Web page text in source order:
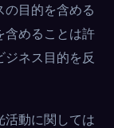
目的を含める
含めることは許
ネス目的を反
活動に関しては